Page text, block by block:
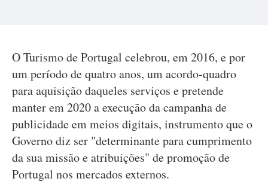
O Turismo de Portugal celebrou, em 2016, e por
um período de quatro anos, um acordo-quadro
para aquisição daqueles serviços e pretende
manter em 2020 a execução da campanha de
publicidade em meios digitais, instrumento que o
Governo diz ser "determinante para cumprimento
da sua missão e atribuições" de promoção de
Portugal nos mercados externos.